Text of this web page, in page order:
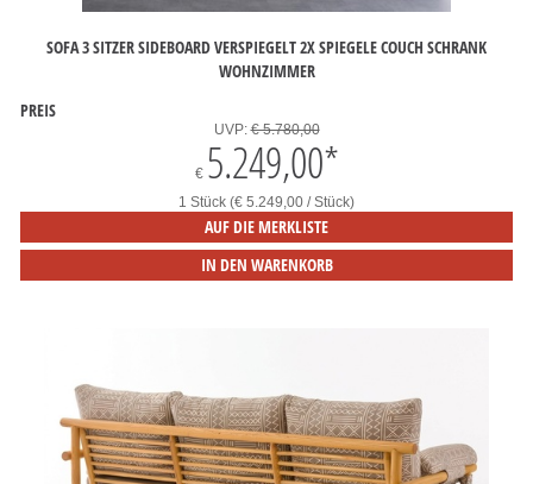
SOFA 3 SITZER SIDEBOARD VERSPIEGELT 2X SPIEGELE COUCH SCHRANK
WOHNZIMMER
PREIS
UVP:€ 5.780,00
€ 5.249,00*
1 Stück (€ 5.249,00 / Stück)
AUF DIE MERKLISTE
IN DEN WARENKORB